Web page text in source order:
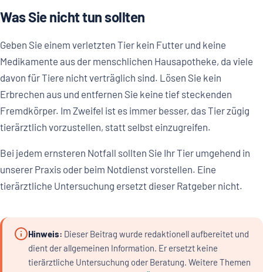
Was Sie nicht tun sollten
Geben Sie einem verletzten Tier kein Futter und keine
Medikamente aus der menschlichen Hausapotheke, da viele
davon für Tiere nicht verträglich sind. Lösen Sie kein
Erbrechen aus und entfernen Sie keine tief steckenden
Fremdkörper. Im Zweifel ist es immer besser, das Tier zügig
tierärztlich vorzustellen, statt selbst einzugreifen.
Bei jedem ernsteren Notfall sollten Sie Ihr Tier umgehend in
unserer Praxis oder beim Notdienst vorstellen. Eine
tierärztliche Untersuchung ersetzt dieser Ratgeber nicht.
Hinweis: Dieser Beitrag wurde redaktionell aufbereitet und
dient der allgemeinen Information. Er ersetzt keine
tierärztliche Untersuchung oder Beratung. Weitere Themen